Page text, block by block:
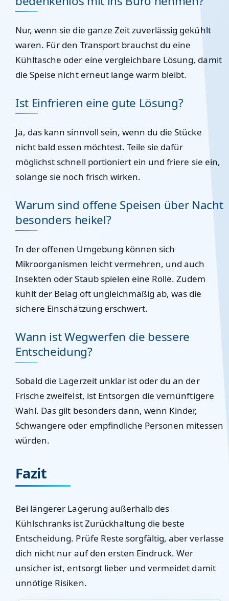
Nur, wenn sie die ganze Zeit zuverlässig gekühlt
waren. Für den Transport brauchst du eine
Kühltasche oder eine vergleichbare Lösung, damit
die Speise nicht erneut lange warm bleibt.
Ist Einfrieren eine gute Lösung?
Ja, das kann sinnvoll sein, wenn du die Stücke
nicht bald essen möchtest. Teile sie dafür
möglichst schnell portioniert ein und friere sie ein,
solange sie noch frisch wirken.
Warum sind offene Speisen über Nacht
besonders heikel?
In der offenen Umgebung können sich
Mikroorganismen leicht vermehren, und auch
Insekten oder Staub spielen eine Rolle. Zudem
kühlt der Belag oft ungleichmäßig ab, was die
sichere Einschätzung erschwert.
Wann ist Wegwerfen die bessere
Entscheidung?
Sobald die Lagerzeit unklar ist oder du an der
Frische zweifelst, ist Entsorgen die vernünftigere
Wahl. Das gilt besonders dann, wenn Kinder,
Schwangere oder empfindliche Personen mitessen
würden.
Fazit
Bei längerer Lagerung außerhalb des
Kühlschranks ist Zurückhaltung die beste
Entscheidung. Prüfe Reste sorgfältig, aber verlasse
dich nicht nur auf den ersten Eindruck. Wer
unsicher ist, entsorgt lieber und vermeidet damit
unnötige Risiken.